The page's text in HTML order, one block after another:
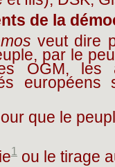
de la
veut dire
par le
OGM, les
que le
1
ou le tirage